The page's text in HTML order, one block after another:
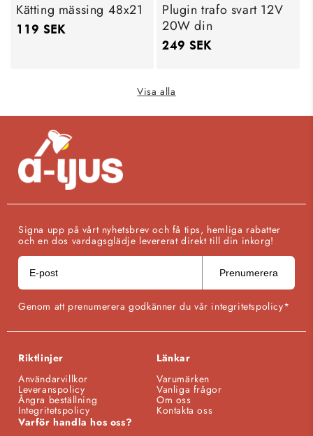
Kätting mässing 48x21
Ordinarie
119 SEK
Plugin trafo svart 12V
20W din
Ordinarie
249 SEK
Visa alla
Signa upp på vårt nyhetsbrev och få tips, hemliga rabatter
och en dos vardagsglädje levererat direkt till din inkorg!
Prenumerera
Genom att prenumerera godkänner du vår integritetspolicy*
Riktlinjer
Användarvillkor
Leveranspolicy
Ångra beställning
Integritetspolicy
Länkar
Varumärken
Vanliga frågor
Om oss
Kontakta oss
Varför handla hos oss?